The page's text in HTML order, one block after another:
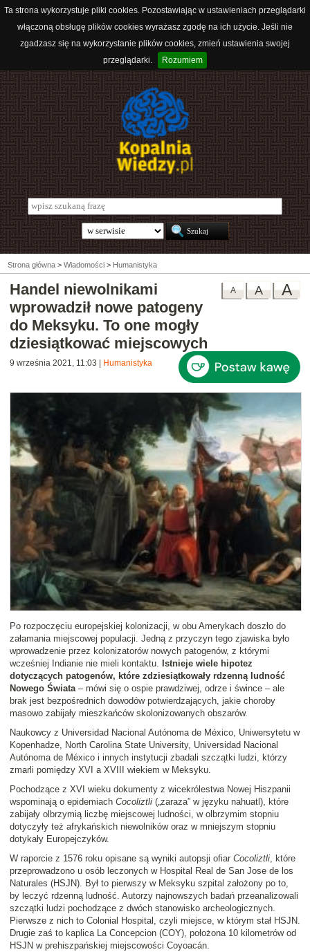
Ta strona wykorzystuje pliki cookies. Pozostawiając w ustawieniach przeglądarki
włączoną obsługę plików cookies wyrażasz zgodę na ich użycie. Jeśli nie
zgadzasz się na wykorzystanie plików cookies, zmień ustawienia swojej
przeglądarki.
Rozumiem
Strona główna > Wiadomości > Humanistyka
A
A
A
Handel niewolnikami
wprowadził nowe patogeny
do Meksyku. To one mogły
dziesiątkować miejscowych
9 września 2021, 11:03 Humanistyka
Po rozpoczęciu europejskiej kolonizacji, w obu Amerykach doszło do
załamania miejscowej populacji. Jedną z przyczyn tego zjawiska było
wprowadzenie przez kolonizatorów nowych patogenów, z którymi
wcześniej Indianie nie mieli kontaktu. Istnieje wiele hipotez
dotyczących patogenów, które zdziesiątkowały rdzenną ludność
Nowego Świata– mówi się o ospie prawdziwej, odrze i śwince – ale
brak jest bezpośrednich dowodów potwierdzających, jakie choroby
masowo zabijały mieszkańców skolonizowanych obszarów.
Naukowcy z Universidad Nacional Autónoma de México, Uniwersytetu w
Kopenhadze, North Carolina State University, Universidad Nacional
Autónoma de México i innych instytucji zbadali szczątki ludzi, którzy
zmarli pomiędzy XVI a XVIII wiekiem w Meksyku.
Pochodzące z XVI wieku dokumenty z wicekrólestwa Nowej Hiszpanii
wspominają o epidemiach Cocoliztli („zaraza” w języku nahuatl), które
zabijały olbrzymią liczbę miejscowej ludności, w olbrzymim stopniu
dotyczyły też afrykańskich niewolników oraz w mniejszym stopniu
dotykały Europejczyków.
W raporcie z 1576 roku opisane są wyniki autopsji ofiar Cocoliztli, które
przeprowadzono u osób leczonych w Hospital Real de San Jose de los
Naturales (HSJN). Był to pierwszy w Meksyku szpital założony po to,
by leczyć rdzenną ludność. Autorzy najnowszych badań przeanalizowali
szczątki ludzi pochodzące z dwóch stanowisko archeologicznych.
Pierwsze z nich to Colonial Hospital, czyli miejsce, w którym stał HSJN.
Drugie zaś to kaplica La Concepcion (COY), położona 10 kilometrów od
HSJN w prehiszpańskiej miejscowości Coyoacán.